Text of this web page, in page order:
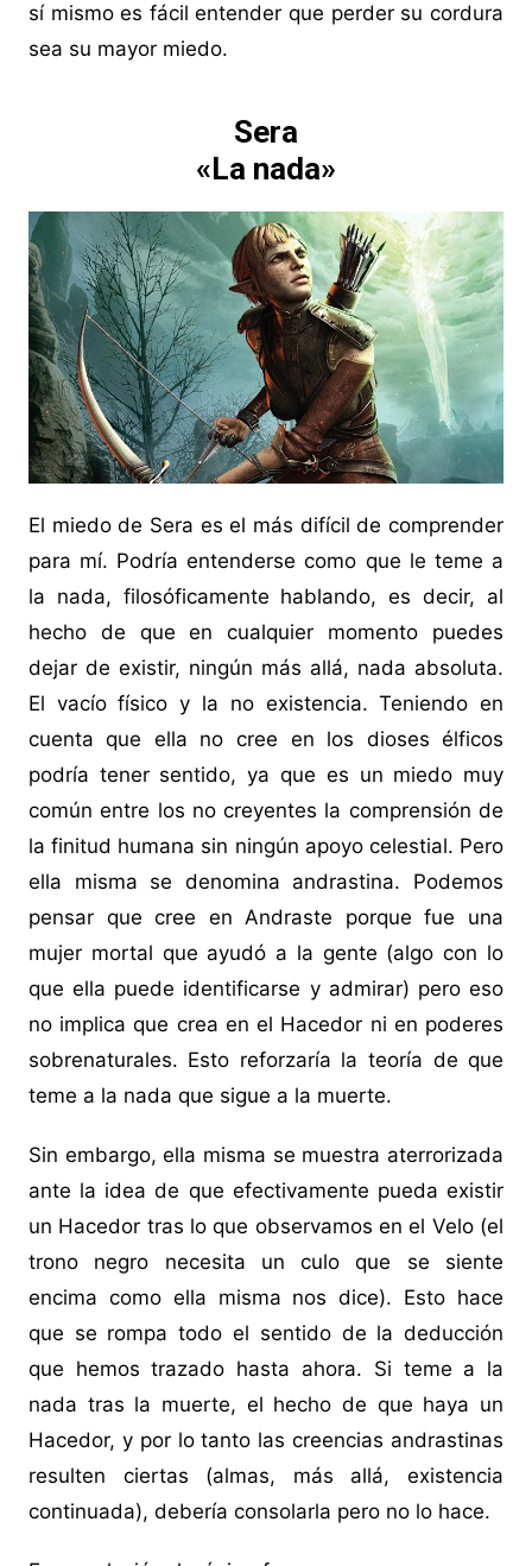
sí mismo es fácil entender que perder su cordura
sea su mayor miedo.
Sera
«La nada»
El miedo de Sera es el más difícil de comprender
para mí. Podría entenderse como que le teme a
la nada, filosóficamente hablando, es decir, al
hecho de que en cualquier momento puedes
dejar de existir, ningún más allá, nada absoluta.
El vacío físico y la no existencia. Teniendo en
cuenta que ella no cree en los dioses élficos
podría tener sentido, ya que es un miedo muy
común entre los no creyentes la comprensión de
la finitud humana sin ningún apoyo celestial. Pero
ella misma se denomina andrastina. Podemos
pensar que cree en Andraste porque fue una
mujer mortal que ayudó a la gente (algo con lo
que ella puede identificarse y admirar) pero eso
no implica que crea en el Hacedor ni en poderes
sobrenaturales. Esto reforzaría la teoría de que
teme a la nada que sigue a la muerte.
Sin embargo, ella misma se muestra aterrorizada
ante la idea de que efectivamente pueda existir
un Hacedor tras lo que observamos en el Velo (el
trono negro necesita un culo que se siente
encima como ella misma nos dice). Esto hace
que se rompa todo el sentido de la deducción
que hemos trazado hasta ahora. Si teme a la
nada tras la muerte, el hecho de que haya un
Hacedor, y por lo tanto las creencias andrastinas
resulten ciertas (almas, más allá, existencia
continuada), debería consolarla pero no lo hace.